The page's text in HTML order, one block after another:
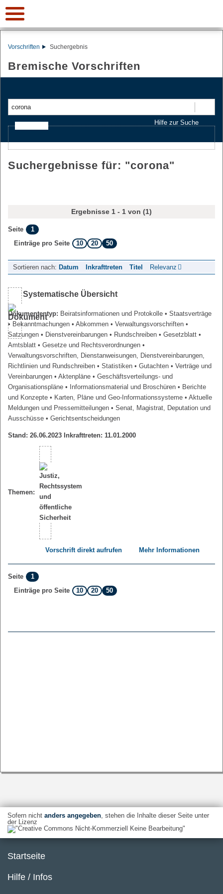
Vorschriften Suchergebnis
Bremische Vorschriften
Hilfe zur Suche
Suchergebnisse für: "corona"
Ergebnisse 1 - 1 von (1)
Seite
1
Einträge pro Seite
10 20 50
Sortieren nach: Datum Inkrafttreten Titel Relevanz
Systematische Übersicht
Dokumententyp: Beiratsinformationen und Protokolle • Staatsverträge
• Bekanntmachungen • Abkommen • Verwaltungsvorschriften •
Satzungen • Dienstvereinbarungen • Rundschreiben • Gesetzblatt •
Amtsblatt • Gesetze und Rechtsverordnungen •
Verwaltungsvorschriften, Dienstanweisungen, Dienstvereinbarungen,
Richtlinien und Rundschreiben • Statistiken • Gutachten • Verträge und
Vereinbarungen • Aktenpläne • Geschäftsverteilungs- und
Organisationspläne • Informationsmaterial und Broschüren • Berichte
und Konzepte • Karten, Pläne und Geo-Informationssysteme • Aktuelle
Meldungen und Pressemitteilungen • Senat, Magistrat, Deputation und
Ausschüsse • Gerichtsentscheidungen
Stand: 26.06.2023 Inkrafttreten: 11.01.2000
Themen:
Vorschrift direkt aufrufen Mehr Informationen
Seite
1
Einträge pro Seite
10 20 50
Sofern nicht anders angegeben, stehen die Inhalte dieser Seite unter
der Lizenz
Startseite
Hilfe / Infos